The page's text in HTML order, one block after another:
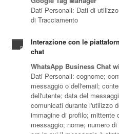
Dati Personali: Dati di
di Tracciamento
Interazione con le
chat
WhatsApp Business Chat
Dati Personali: cognome;
messaggio o dell'email;
dell'utente; data del
comunicati durante l'utilizzo
immagine di profilo; mittente
messaggio; nome; numero di